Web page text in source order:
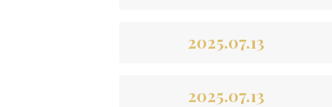
2025.07.13
2025.07.13